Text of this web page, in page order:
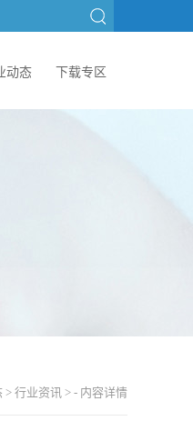
动态 下载专区
> 行业资讯 > - 内容详情